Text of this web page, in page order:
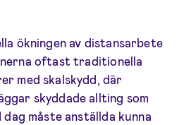
ökningen av distansarbete
oftast traditionella
med skalskydd, där
skyddade allting som
dag måste anställda kunna